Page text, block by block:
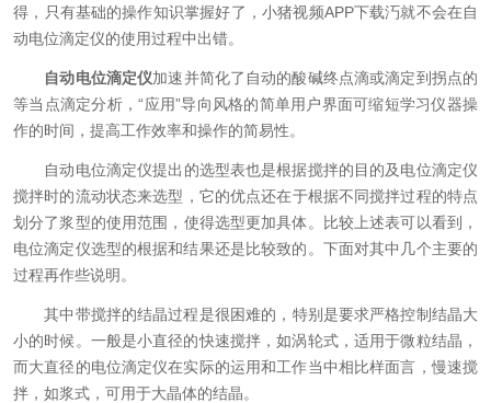
得，只有基础的操作知识掌握好了，小猪视频APP下载汅就不会在自
动电位滴定仪的使用过程中出错。
自动电位滴定仪加速并简化了自动的酸碱终点滴或滴定到拐点的
等当点滴定分析，“应用”导向风格的简单用户界面可缩短学习仪器操
作的时间，提高工作效率和操作的简易性。
自动电位滴定仪提出的选型表也是根据搅拌的目的及电位滴定仪
搅拌时的流动状态来选型，它的优点还在于根据不同搅拌过程的特点
划分了浆型的使用范围，使得选型更加具体。比较上述表可以看到，
电位滴定仪选型的根据和结果还是比较致的。下面对其中几个主要的
过程再作些说明。
其中带搅拌的结晶过程是很困难的，特别是要求严格控制结晶大
小的时候。一般是小直径的快速搅拌，如涡轮式，适用于微粒结晶，
而大直径的电位滴定仪在实际的运用和工作当中相比样面言，慢速搅
拌，如浆式，可用于大晶体的结晶。